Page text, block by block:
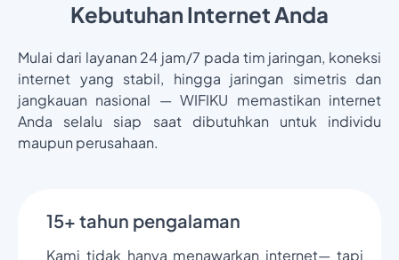
Kebutuhan Internet Anda
Mulai dari layanan 24 jam/7 pada tim jaringan, koneksi
internet yang stabil, hingga jaringan simetris dan
jangkauan nasional — WIFIKU memastikan internet
Anda selalu siap saat dibutuhkan untuk individu
maupun perusahaan.
15+ tahun pengalaman
Kami tidak hanya menawarkan internet— tapi